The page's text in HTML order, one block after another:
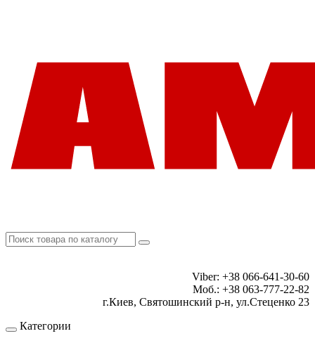
Viber: +38 066-641-30-60
Моб.: +38 063-777-22-82
г.Киев, Святошинский р-н, ул.Стеценко 23
Категории